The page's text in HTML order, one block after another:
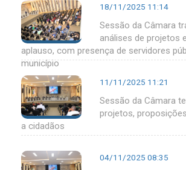
18/11/2025 11:14
Sessão da Câmara
análises de projetos
aplauso, com presença de servidores
município
11/11/2025 11:21
Sessão da Câmara
projetos,
a cidadãos
04/11/2025 08:35